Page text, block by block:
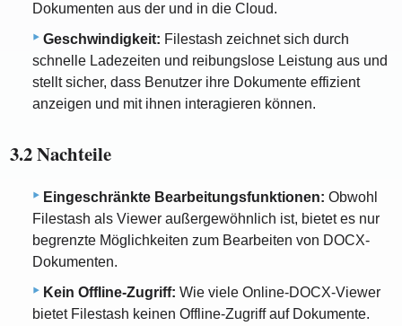
Dokumenten aus der und in die Cloud.
Geschwindigkeit: Filestash zeichnet sich durch
schnelle Ladezeiten und reibungslose Leistung aus und
stellt sicher, dass Benutzer ihre Dokumente effizient
anzeigen und mit ihnen interagieren können.
3.2 Nachteile
Eingeschränkte Bearbeitungsfunktionen: Obwohl
Filestash als Viewer außergewöhnlich ist, bietet es nur
begrenzte Möglichkeiten zum Bearbeiten von DOCX-
Dokumenten.
Kein Offline-Zugriff: Wie viele Online-DOCX-Viewer
bietet Filestash keinen Offline-Zugriff auf Dokumente.